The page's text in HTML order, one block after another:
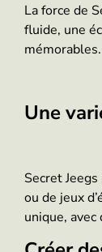
La force de
fluide, une
mémorables.
Une
Secret
ou de jeux
unique,